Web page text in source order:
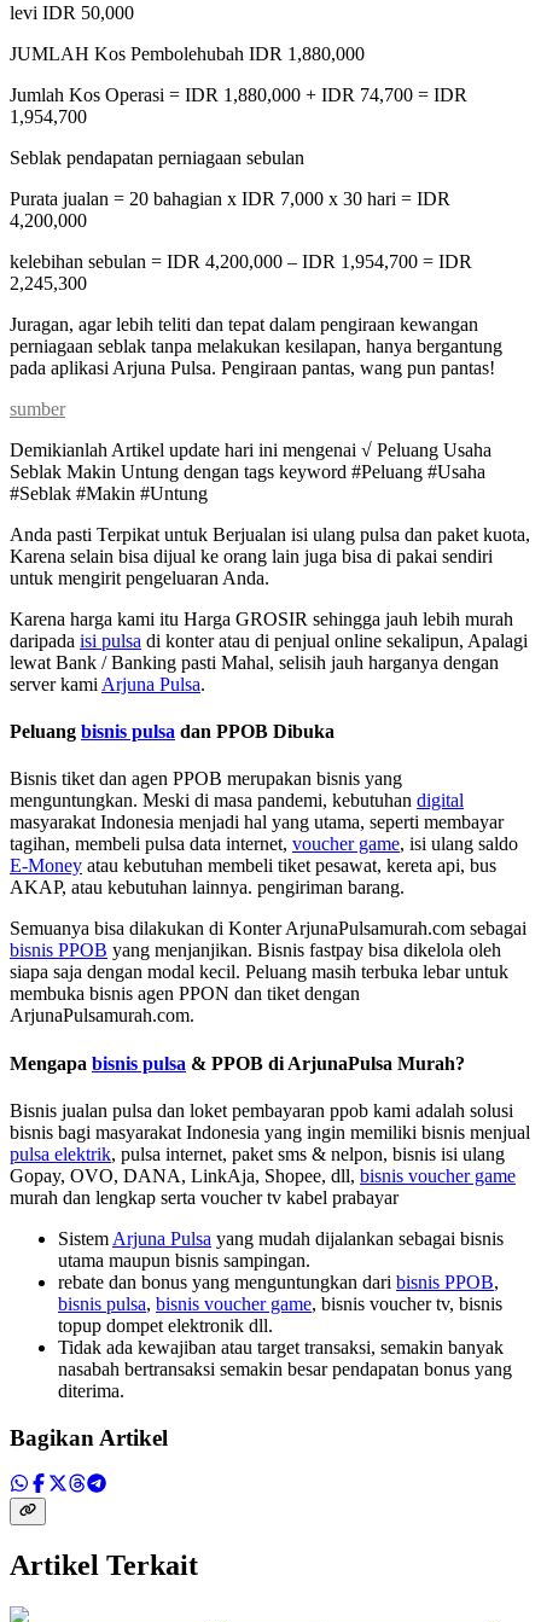
levi IDR 50,000
JUMLAH Kos Pembolehubah IDR 1,880,000
Jumlah Kos Operasi = IDR 1,880,000 + IDR 74,700 = IDR
1,954,700
Seblak pendapatan perniagaan sebulan
Purata jualan = 20 bahagian x IDR 7,000 x 30 hari = IDR
4,200,000
kelebihan sebulan = IDR 4,200,000 – IDR 1,954,700 = IDR
2,245,300
Juragan, agar lebih teliti dan tepat dalam pengiraan kewangan
perniagaan seblak tanpa melakukan kesilapan, hanya bergantung
pada aplikasi Arjuna Pulsa. Pengiraan pantas, wang pun pantas!
sumber
Demikianlah Artikel update hari ini mengenai √ Peluang Usaha
Seblak Makin Untung dengan tags keyword #Peluang #Usaha
#Seblak #Makin #Untung
Anda pasti Terpikat untuk Berjualan isi ulang pulsa dan paket kuota,
Karena selain bisa dijual ke orang lain juga bisa di pakai sendiri
untuk mengirit pengeluaran Anda.
Karena harga kami itu Harga GROSIR sehingga jauh lebih murah
daripada isi pulsa di konter atau di penjual online sekalipun, Apalagi
lewat Bank / Banking pasti Mahal, selisih jauh harganya dengan
server kami Arjuna Pulsa.
Peluang bisnis pulsa dan PPOB Dibuka
Bisnis tiket dan agen PPOB merupakan bisnis yang
menguntungkan. Meski di masa pandemi, kebutuhan digital
masyarakat Indonesia menjadi hal yang utama, seperti membayar
tagihan, membeli pulsa data internet, voucher game, isi ulang saldo
E-Money atau kebutuhan membeli tiket pesawat, kereta api, bus
AKAP, atau kebutuhan lainnya. pengiriman barang.
Semuanya bisa dilakukan di Konter ArjunaPulsamurah.com sebagai
bisnis PPOB yang menjanjikan. Bisnis fastpay bisa dikelola oleh
siapa saja dengan modal kecil. Peluang masih terbuka lebar untuk
membuka bisnis agen PPON dan tiket dengan
ArjunaPulsamurah.com.
Mengapa bisnis pulsa & PPOB di ArjunaPulsa Murah?
Bisnis jualan pulsa dan loket pembayaran ppob kami adalah solusi
bisnis bagi masyarakat Indonesia yang ingin memiliki bisnis menjual
pulsa elektrik, pulsa internet, paket sms & nelpon, bisnis isi ulang
Gopay, OVO, DANA, LinkAja, Shopee, dll, bisnis voucher game
murah dan lengkap serta voucher tv kabel prabayar
Sistem Arjuna Pulsa yang mudah dijalankan sebagai bisnis
utama maupun bisnis sampingan.
rebate dan bonus yang menguntungkan dari bisnis PPOB,
bisnis pulsa, bisnis voucher game, bisnis voucher tv, bisnis
topup dompet elektronik dll.
Tidak ada kewajiban atau target transaksi, semakin banyak
nasabah bertransaksi semakin besar pendapatan bonus yang
diterima.
Bagikan Artikel
Artikel Terkait